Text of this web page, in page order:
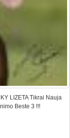
LIZETA Tikrai Nauja
Beste 3 !!!